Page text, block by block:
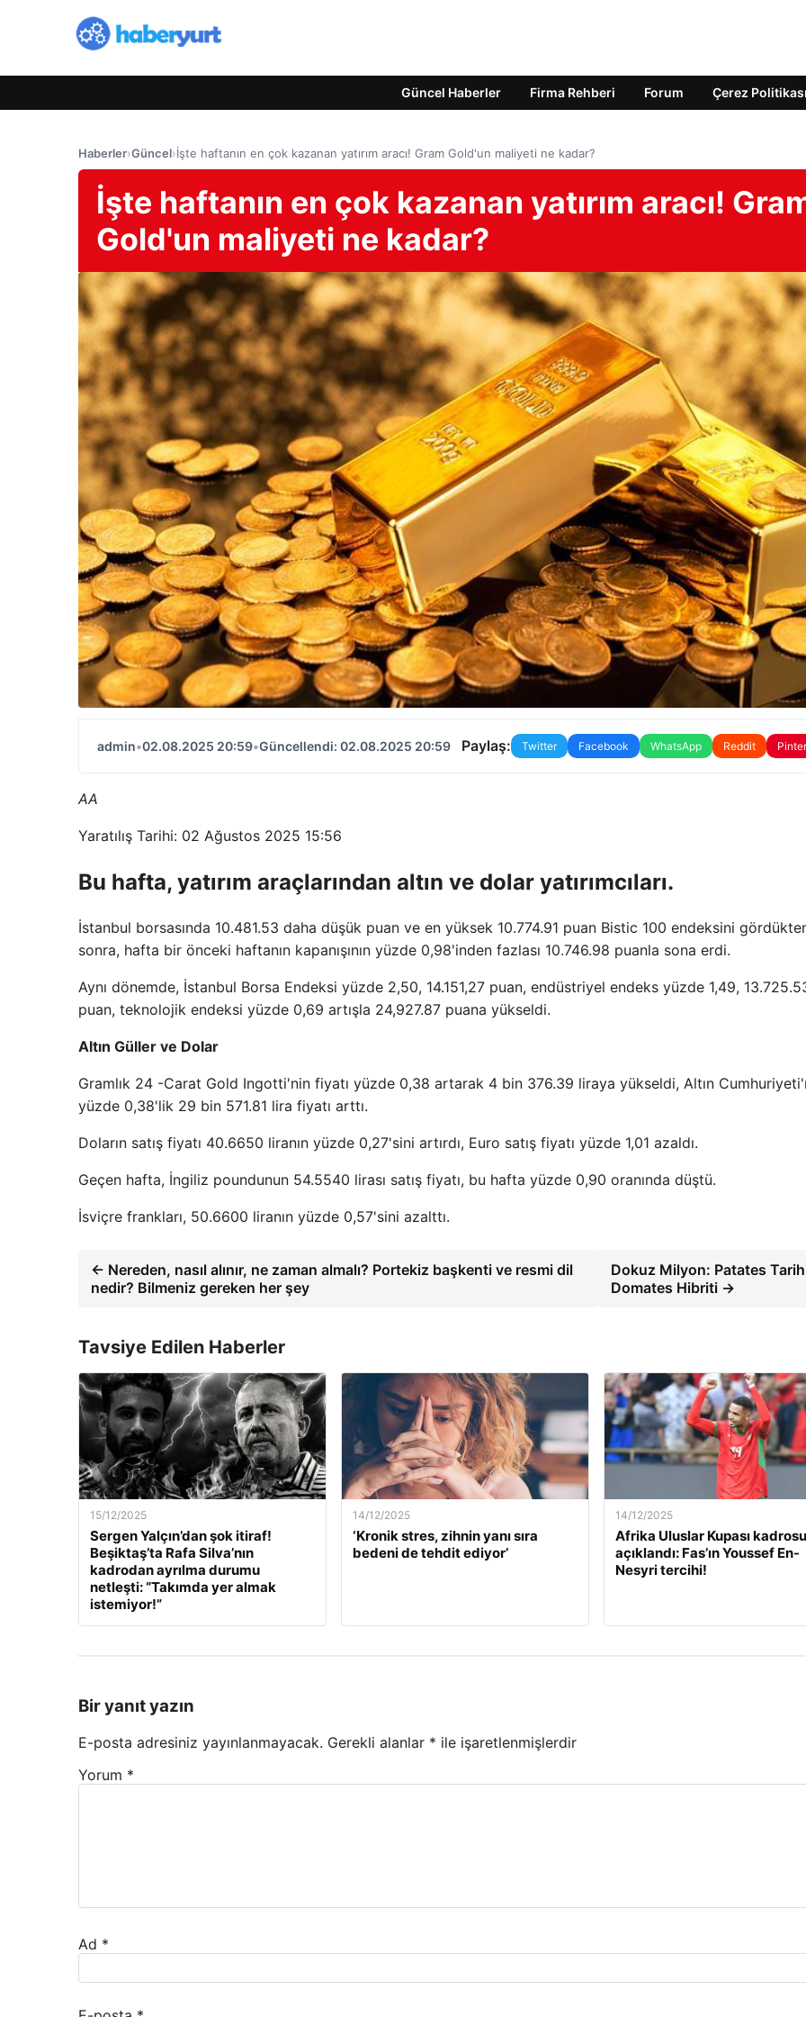
Güncel Haberler Firma Rehberi Forum Çerez Politikası
Haberler›Güncel›İşte haftanın en çok kazanan yatırım aracı! Gram Gold'un maliyeti ne kadar?
İşte haftanın en çok kazanan yatırım aracı!
Gold'un maliyeti ne kadar?
admin•02.08.2025 20:59•Güncellendi: 02.08.2025 20:59 Paylaş: Twitter Facebook WhatsApp Reddit
AA
Yaratılış Tarihi: 02 Ağustos 2025 15:56
Bu hafta, yatırım araçlarından altın ve dolar yatırımcıları.
İstanbul borsasında 10.481.53 daha düşük puan ve en yüksek 10.774.91 puan Bistic 100 endeksini
sonra, hafta bir önceki haftanın kapanışının yüzde 0,98'inden fazlası 10.746.98 puanla sona erdi.
Aynı dönemde, İstanbul Borsa Endeksi yüzde 2,50, 14.151,27 puan, endüstriyel endeks yüzde 1,49,
puan, teknolojik endeksi yüzde 0,69 artışla 24,927.87 puana yükseldi.
Altın Güller ve Dolar
Gramlık 24 -Carat Gold Ingotti'nin fiyatı yüzde 0,38 artarak 4 bin 376.39 liraya yükseldi, Altın
yüzde 0,38'lik 29 bin 571.81 lira fiyatı arttı.
Doların satış fiyatı 40.6650 liranın yüzde 0,27'sini artırdı, Euro satış fiyatı yüzde 1,01 azaldı.
Geçen hafta, İngiliz poundunun 54.5540 lirası satış fiyatı, bu hafta yüzde 0,90 oranında düştü.
İsviçre frankları, 50.6600 liranın yüzde 0,57'sini azalttı.
← Nereden, nasıl alınır, ne zaman almalı? Portekiz başkenti ve resmi dil
nedir? Bilmeniz gereken her şey
Dokuz Milyon: Patates
Domates Hibriti →
Tavsiye Edilen Haberler
15/12/2025
Sergen Yalçın’dan şok itiraf!
Beşiktaş’ta Rafa Silva’nın
kadrodan ayrılma durumu
netleşti: “Takımda yer almak
istemiyor!”
14/12/2025
‘Kronik stres, zihnin yanı sıra
bedeni de tehdit ediyor’
14/12/2025
Afrika Uluslar Kupası kadrosu
açıklandı: Fas’ın Youssef En-
Nesyri tercihi!
Bir yanıt yazın
E-posta adresiniz yayınlanmayacak. Gerekli alanlar * ile işaretlenmişlerdir
Yorum *
Ad *